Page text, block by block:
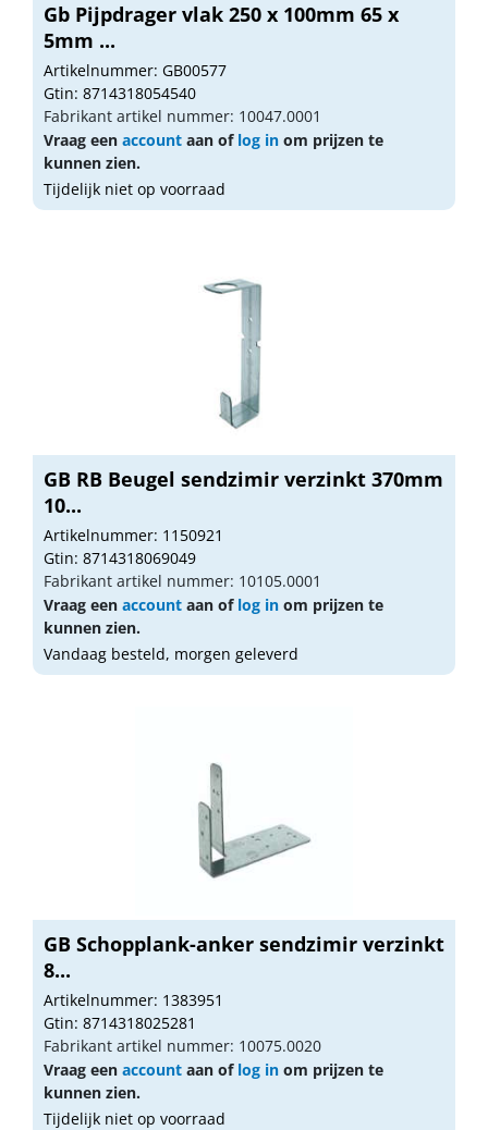
Gb Pijpdrager vlak 250 x 100mm 65 x
5mm ...
Artikelnummer: GB00577
Gtin: 8714318054540
Fabrikant artikel nummer: 10047.0001
Vraag een account aan of log in om prijzen te
kunnen zien.
Tijdelijk niet op voorraad
GB RB Beugel sendzimir verzinkt 370mm
10...
Artikelnummer: 1150921
Gtin: 8714318069049
Fabrikant artikel nummer: 10105.0001
Vraag een account aan of log in om prijzen te
kunnen zien.
Vandaag besteld, morgen geleverd
GB Schopplank-anker sendzimir verzinkt
8...
Artikelnummer: 1383951
Gtin: 8714318025281
Fabrikant artikel nummer: 10075.0020
Vraag een account aan of log in om prijzen te
kunnen zien.
Tijdelijk niet op voorraad